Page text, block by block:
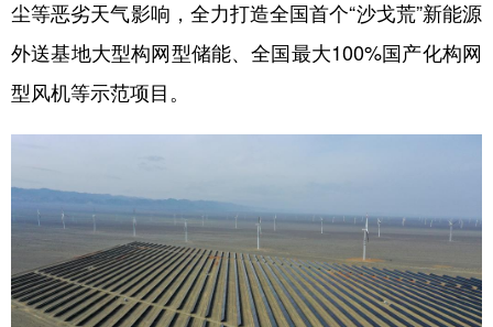
尘等恶劣天气影响，全力打造全国首个“沙戈荒”新能源
外送基地大型构网型储能、全国最大100%国产化构网
型风机等示范项目。